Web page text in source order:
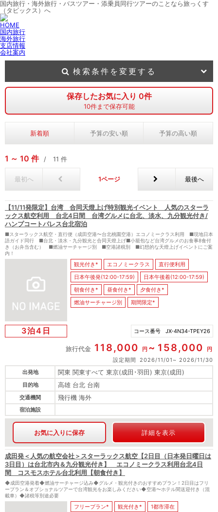
国内旅行・海外旅行・バスツアー・添乗員同行ツアーのことなら旅っくす
（タビックス）へ
HOME
国内旅行
海外旅行
支店情報
会社案内
保存したお気に入り 0件
10件まで保存可能
新着順 予算の安い順 予算の高い順
1 10 件 11 件
最初へ 1 最後へ
【11/11発限定】台湾 合同天燈上げ特別観光イベント 人気のスターラ
ックス航空利用 台北4日間 台湾グルメに台北、淡水、九分観光付き/
ハンプコートパレス台北宿泊
■スターラックス航空・直行便（成田空港〜台北桃園空港）エコノミークラス利用 ■現地日本
語ガイド同行 ■台北・淡水・九分観光と合同天燈上げ■小籠包など台湾グルメのお食事8食付
き（お弁当含む） ■燃油サーチャージ別 ■空港諸税別 ■幻想的な天燈上げイベントにご案
内！
観光付き* エコノミークラス
直行便利用
日本午後発(12:00-17:59)
日本午後着(12:00-17:59)
朝食付き*
昼食付き*
夕食付き*
燃油サーチャージ別
期間限定*
3泊4日 コース番号 JX-4N34-TPEY26
旅行代金 118,000 円 158,000
円
設定期間
2026/11/01
2026/11/30
出発地
関東 関東すべて 東京(成田･羽田) 東京(成田)
目的地 高雄 台北 台南
交通機関 飛行機 海外
宿泊施設
お気に入りに保存 詳細を表示
成田発＜人気の航空会社＞スターラックス航空【2日目（日本発日曜日は
3日目）は台北市内＆九分観光付き】 エコノミークラス利用台北4日
間 コスモスホテル台北利用【朝食付き】
◆成田空港発着◆燃油サーチャージ込み◆グルメ・観光付きのおすすめプラン！2日目はフリ
ープラン＆オプショナルツアーで台湾観光をお楽しみください◆空港〜ホテル間送迎付き（混
載車）◆諸税等別途必要
フリープラン* 観光付き*
1都市滞在
検索条件を変更する